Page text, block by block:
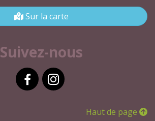
Sur la carte
Suivez-nous
Haut de page